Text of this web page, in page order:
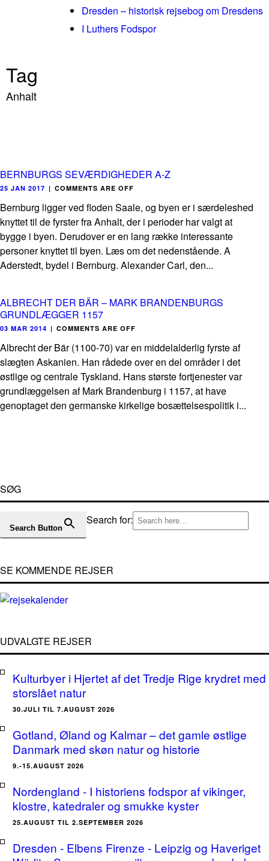
Dresden – historisk rejsebog om Dresdens
I Luthers Fodspor
Tag
Anhalt
BERNBURGS SEVÆRDIGHEDER A-Z
25 JAN 2017 | COMMENTS ARE OFF
Bernburg ligger ved floden Saale, og byen er i særdeleshed
knyttet til de fyrster fra Anhalt, der i perioder har valgt at
bygge i byen. Derudover er en lang række interessante
personer knyttet til byen. Læs om det nedenstående. A
Aderstedt, bydel i Bernburg. Alexander Carl, den...
ALBRECHT DER BÄR – MARK BRANDENBURGS
GRUNDLÆGGER 1157
03 MAR 2014 | COMMENTS ARE OFF
Albrecht der Bär (1100-70) var en middelalderlig fyrste af
slægten Askanien. Han rådede over en del områder i det
østlige og centrale Tyskland. Hans største fortjenester var
grundlæggelsen af Mark Brandenburg i 1157, at have
genoptaget den germanske kirkelige bosættelsespolitik i...
SØG
Search for:
Search Button
SE KOMMENDE REJSER
UDVALGTE REJSER
Kulturbyer i Hjertet af det Tredje Rige krydret med
storslået natur
30.JULI TIL 7.AUGUST 2026
Gotland, Øland og Kalmar – det gamle østlige
Danmark med skøn natur og historie
9.-15.AUGUST 2026
Nordengland - I historiens fodspor af vikinger,
klostre, katedraler og smukke kyster
25.AUGUST TIL 2.SEPTEMBER 2026
Dresden - Elbens Firenze - Leipzig og Haveriget